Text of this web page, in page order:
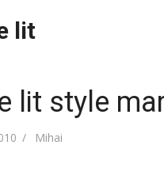
lit
lit style
Author
Mihai